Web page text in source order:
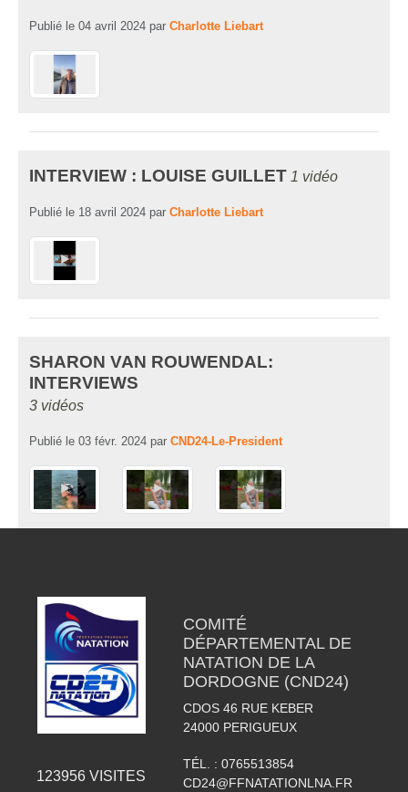
Publié le 04 avril 2024 par Charlotte Liebart
INTERVIEW : LOUISE GUILLET 1 vidéo
Publié le 18 avril 2024 par Charlotte Liebart
SHARON VAN ROUWENDAL:
INTERVIEWS
3 vidéos
Publié le 03 févr. 2024 par CND24-Le-President
123956 VISITES
COMITÉ
DÉPARTEMENTAL DE
NATATION DE LA
DORDOGNE (CND24)
CDOS 46 RUE KEBER
24000 PERIGUEUX
TÉL. : 0765513854
CD24@FFNATATIONLNA.FR